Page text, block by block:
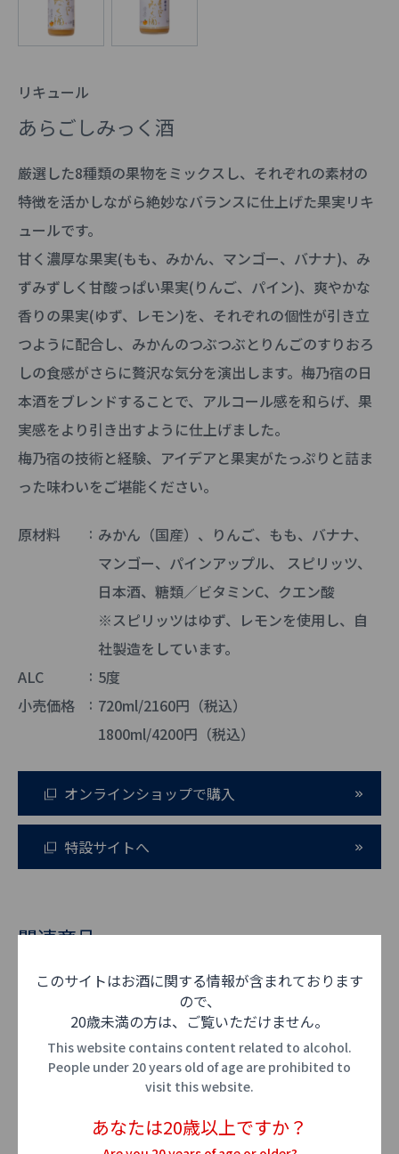
リキュール
あらごしみっく酒
厳選した8種類の果物をミックスし、それぞれの素材の
特徴を活かしながら絶妙なバランスに仕上げた果実リキ
ュールです。
甘く濃厚な果実(もも、みかん、マンゴー、バナナ)、み
ずみずしく甘酸っぱい果実(りんご、パイン)、爽やかな
香りの果実(ゆず、レモン)を、それぞれの個性が引き立
つように配合し、みかんのつぶつぶとりんごのすりおろ
しの食感がさらに贅沢な気分を演出します。梅乃宿の日
本酒をブレンドすることで、アルコール感を和らげ、果
実感をより引き出すように仕上げました。
梅乃宿の技術と経験、アイデアと果実がたっぷりと詰ま
った味わいをご堪能ください。
原材料
みかん（国産）、りんご、もも、バナナ、
マンゴー、パインアップル、 スピリッツ、
日本酒、糖類／ビタミンC、クエン酸
※スピリッツはゆず、レモンを使用し、自
社製造をしています。
ALC
5度
小売価格
720ml/2160円（税込）
1800ml/4200円（税込）
オンラインショップで購入
特設サイトへ
関連商品
このサイトはお酒に関する情報が含まれております
ので、
20歳未満の方は、ご覧いただけません。
This website contains content related to alcohol.
People under 20 years old of age are prohibited to
visit this website.
あなたは20歳以上ですか？